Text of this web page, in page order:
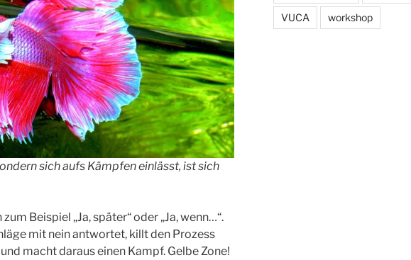
sich aufs Kämpfen einlässt, ist sich
Beispiel „Ja, später“ oder „Ja, wenn…“.
mit nein antwortet, killt den Prozess
macht daraus einen Kampf. Gelbe Zone!
VUCA workshop